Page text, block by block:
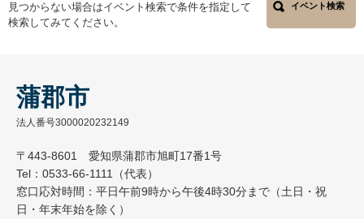
見つからない場合はイベント検索で条件を指定して
検索してみてください。
イベント検索
蒲郡市
法人番号3000020232149
〒443-8601 愛知県蒲郡市旭町17番1号
Tel：0533-66-1111（代表）
窓口応対時間：平日午前9時から午後4時30分まで（土日・祝
日・年末年始を除く）